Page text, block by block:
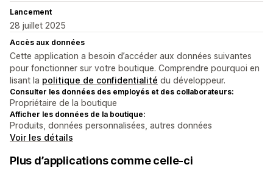
Lancement
28 juillet 2025
Accès aux données
Cette application a besoin d’accéder aux données suivantes
pour fonctionner sur votre boutique. Comprendre pourquoi en
lisant la politique de confidentialité du développeur.
Consulter les données des employés et des collaborateurs:
Propriétaire de la boutique
Afficher les données de la boutique:
Produits, données personnalisées, autres données
Voir les détails
Plus d’applications comme celle-ci